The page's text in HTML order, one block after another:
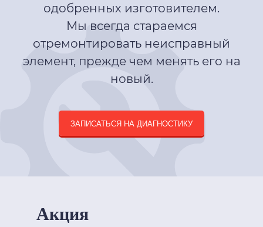
одобренных изготовителем.
Мы всегда стараемся
отремонтировать неисправный
элемент, прежде чем менять его на
новый.
ЗАПИСАТЬСЯ НА ДИАГНОСТИКУ
Акция